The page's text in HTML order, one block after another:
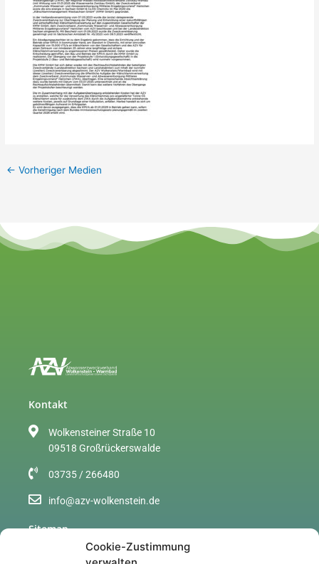
Cookie-Zustimmung
← Vorheriger Medien
Kontakt
Wolkensteiner Straße 10
09518 Großrückerswalde
03735 / 266480
info@azv-wolkenstein.de
Sitemap